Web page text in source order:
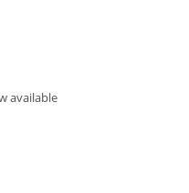
available